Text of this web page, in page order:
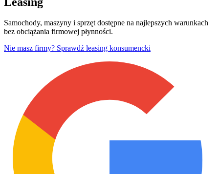
Samochody, maszyny i sprzęt dostępne na najlepszych warunkach
bez obciążania firmowej płynności.
Nie masz firmy? Sprawdź leasing konsumencki